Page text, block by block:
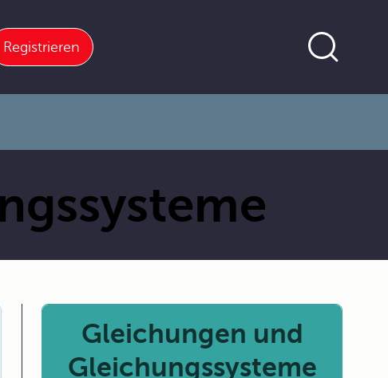
Registrieren
Gleichungen und
Gleichungssysteme